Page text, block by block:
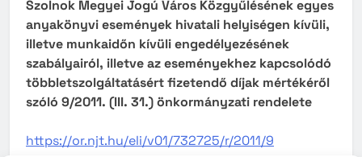
Szolnok Megyei Jogú Város Közgyűlésének egyes
anyakönyvi események hivatali helyiségen kívüli,
illetve munkaidőn kívüli engedélyezésének
szabályairól, illetve az eseményekhez kapcsolódó
többletszolgáltatásért fizetendő díjak mértékéről
szóló 9/2011. (III. 31.) önkormányzati rendelete
https://or.njt.hu/eli/v01/732725/r/2011/9